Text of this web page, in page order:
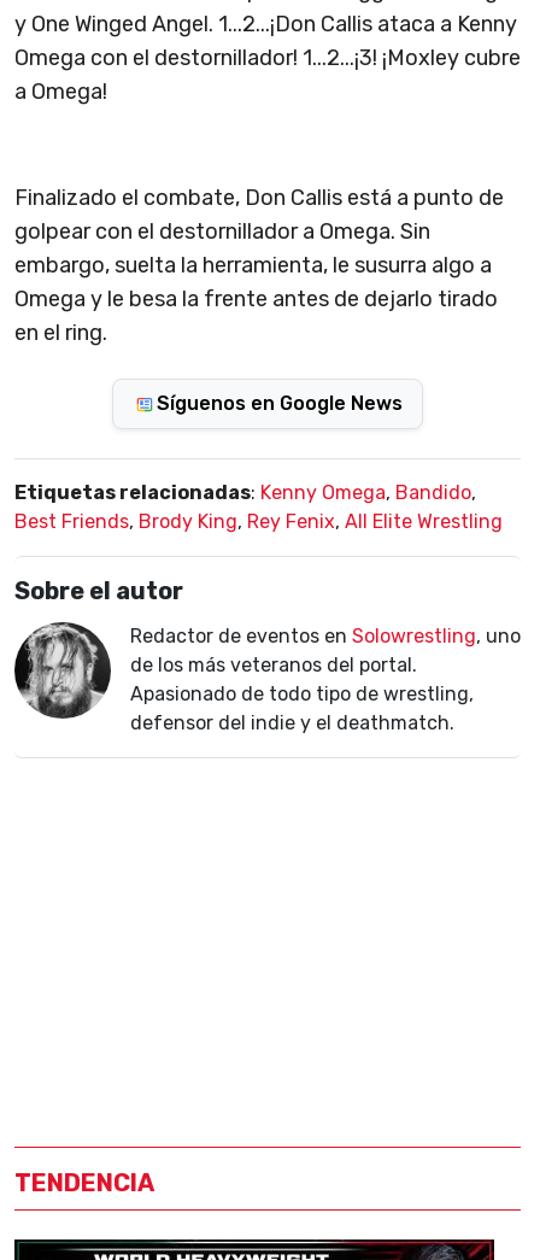
y One Winged Angel. 1...2...¡Don Callis ataca a Kenny
Omega con el destornillador! 1...2...¡3! ¡Moxley cubre
a Omega!
Finalizado el combate, Don Callis está a punto de
golpear con el destornillador a Omega. Sin
embargo, suelta la herramienta, le susurra algo a
Omega y le besa la frente antes de dejarlo tirado
en el ring.
Síguenos en Google News
Etiquetas relacionadas: Kenny Omega, Bandido,
Best Friends, Brody King, Rey Fenix, All Elite Wrestling
Sobre el autor
Redactor de eventos en Solowrestling, uno
de los más veteranos del portal.
Apasionado de todo tipo de wrestling,
defensor del indie y el deathmatch.
TENDENCIA